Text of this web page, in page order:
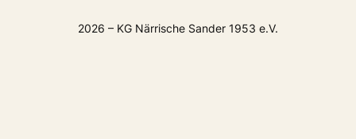
2026 – KG Närrische Sander 1953 e.V.